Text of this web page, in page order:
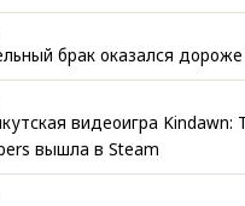
брак оказался
видеоигра Kindawn:
вышла в Steam